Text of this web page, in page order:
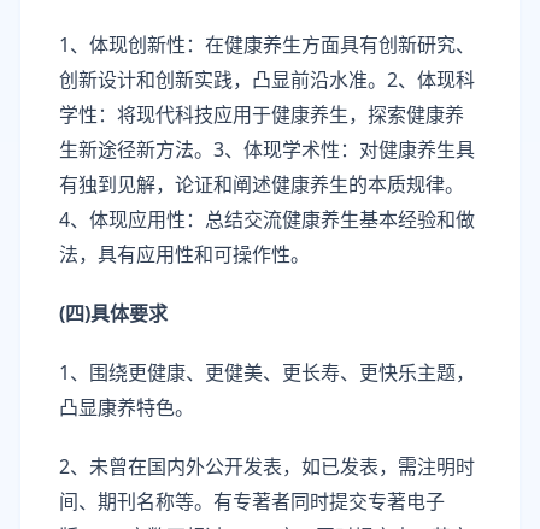
1、体现创新性：在健康养生方面具有创新研究、
创新设计和创新实践，凸显前沿水准。2、体现科
学性：将现代科技应用于健康养生，探索健康养
生新途径新方法。3、体现学术性：对健康养生具
有独到见解，论证和阐述健康养生的本质规律。
4、体现应用性：总结交流健康养生基本经验和做
法，具有应用性和可操作性。
(四)具体要求
1、围绕更健康、更健美、更长寿、更快乐主题，
凸显康养特色。
2、未曾在国内外公开发表，如已发表，需注明时
间、期刊名称等。有专著者同时提交专著电子